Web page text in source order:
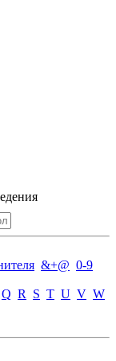
&+@ 0-9
Q R S T U V W